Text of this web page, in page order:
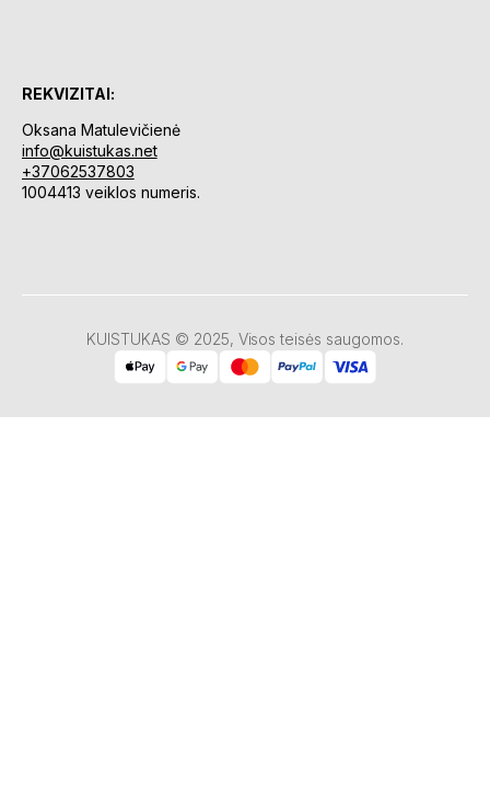
REKVIZITAI:
Oksana Matulevičienė
info@kuistukas.net
+37062537803
1004413 veiklos numeris.
KUISTUKAS © 2025, Visos teisės saugomos.